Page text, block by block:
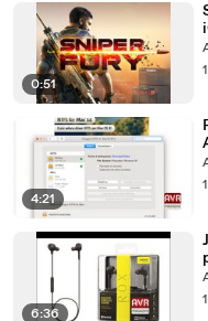
0:51
4:21
6:36